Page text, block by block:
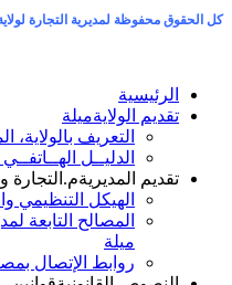
كل الحقوق محفوظة لمديرية التجارة لولاية
الرئيسية
تقديم الولايةميلة
التعريف بالولاية،
الدليــل
تقديم المديريةم.التجارة
الهيكل التنظيمي
المصالح التابعة
ميلة
روابط الإتصال